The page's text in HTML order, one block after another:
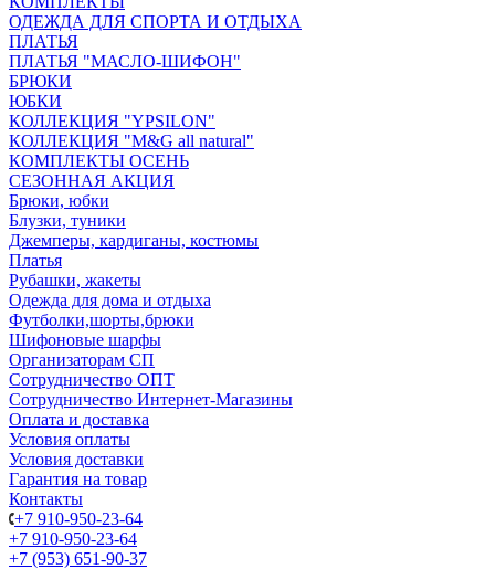
ОДЕЖДА ДЛЯ СПОРТА И ОТДЫХА
ПЛАТЬЯ
ПЛАТЬЯ "МАСЛО-ШИФОН"
БРЮКИ
ЮБКИ
КОЛЛЕКЦИЯ "YPSILON"
КОЛЛЕКЦИЯ "M&G all natural"
КОМПЛЕКТЫ ОСЕНЬ
СЕЗОННАЯ АКЦИЯ
Брюки, юбки
Блузки, туники
Джемперы, кардиганы, костюмы
Платья
Рубашки, жакеты
Одежда для дома и отдыха
Футболки,шорты,брюки
Шифоновые шарфы
Организаторам СП
Сотрудничество ОПТ
Сотрудничество Интернет-Магазины
Оплата и доставка
Условия оплаты
Условия доставки
Гарантия на товар
Контакты
+7 910-950-23-64
+7 910-950-23-64
+7 (953) 651-90-37